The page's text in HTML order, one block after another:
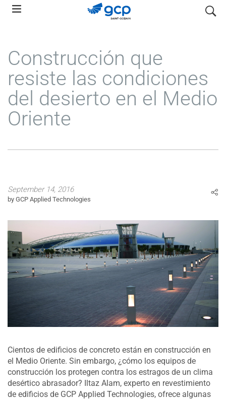
Skip
search
Construcción que
resiste las condiciones
del desierto en el Medio
Oriente
September 14, 2016
by GCP Applied Technologies
Cientos de edificios de concreto están en construcción en
el Medio Oriente. Sin embargo, ¿cómo los equipos de
construcción los protegen contra los estragos de un clima
desértico abrasador? Iltaz Alam, experto en revestimiento
de edificios de GCP Applied Technologies, ofrece algunas